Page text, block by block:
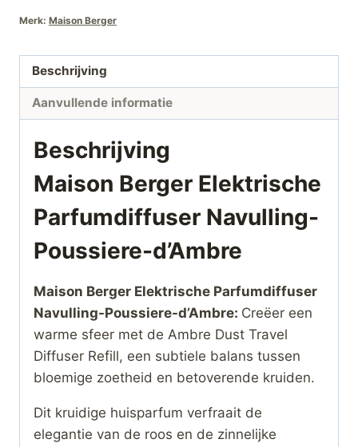
Merk: Maison Berger
Beschrijving
Aanvullende informatie
Beschrijving
Maison Berger Elektrische
Parfumdiffuser Navulling-
Poussiere-d’Ambre
Maison Berger Elektrische Parfumdiffuser
Navulling-Poussiere-d’Ambre: Creëer een
warme sfeer met de Ambre Dust Travel
Diffuser Refill, een subtiele balans tussen
bloemige zoetheid en betoverende kruiden.
Dit kruidige huisparfum verfraait de
elegantie van de roos en de zinnelijke